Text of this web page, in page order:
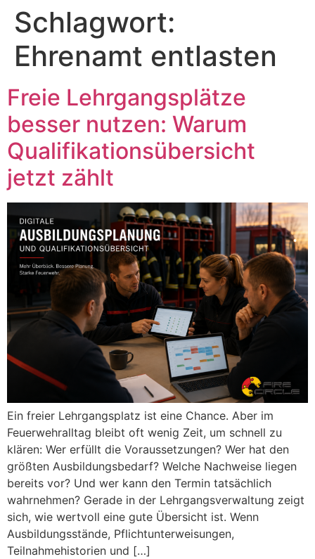
springen
Schlagwort:
Ehrenamt entlasten
Freie Lehrgangsplätze
besser nutzen: Warum
Qualifikationsübersicht
jetzt zählt
Ein freier Lehrgangsplatz ist eine Chance. Aber im
Feuerwehralltag bleibt oft wenig Zeit, um schnell zu
klären: Wer erfüllt die Voraussetzungen? Wer hat den
größten Ausbildungsbedarf? Welche Nachweise liegen
bereits vor? Und wer kann den Termin tatsächlich
wahrnehmen? Gerade in der Lehrgangsverwaltung zeigt
sich, wie wertvoll eine gute Übersicht ist. Wenn
Ausbildungsstände, Pflichtunterweisungen,
Teilnahmehistorien und […]